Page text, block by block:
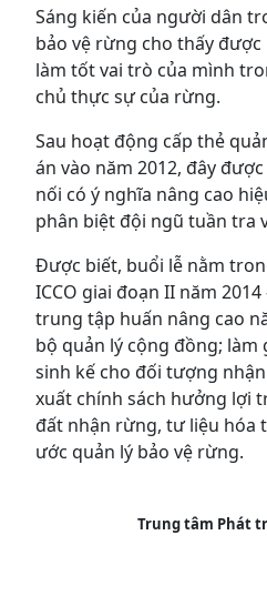
Sáng kiến của người dân
bảo vệ rừng cho thấy
làm tốt vai trò của mình
chủ thực sự của rừng.
Sau hoạt động cấp thẻ
án vào năm 2012, đây
nối có ý nghĩa nâng cao
phân biệt đội ngũ tuần tra
Được biết, buổi lễ nằm
ICCO giai đoạn II năm
trung tập huấn nâng cao
bộ quản lý cộng đồng; làm
sinh kế cho đối tượng
xuất chính sách hưởng lợi
đất nhận rừng, tư liệu hóa
ước quản lý bảo vệ rừng.
Trung tâm Phát